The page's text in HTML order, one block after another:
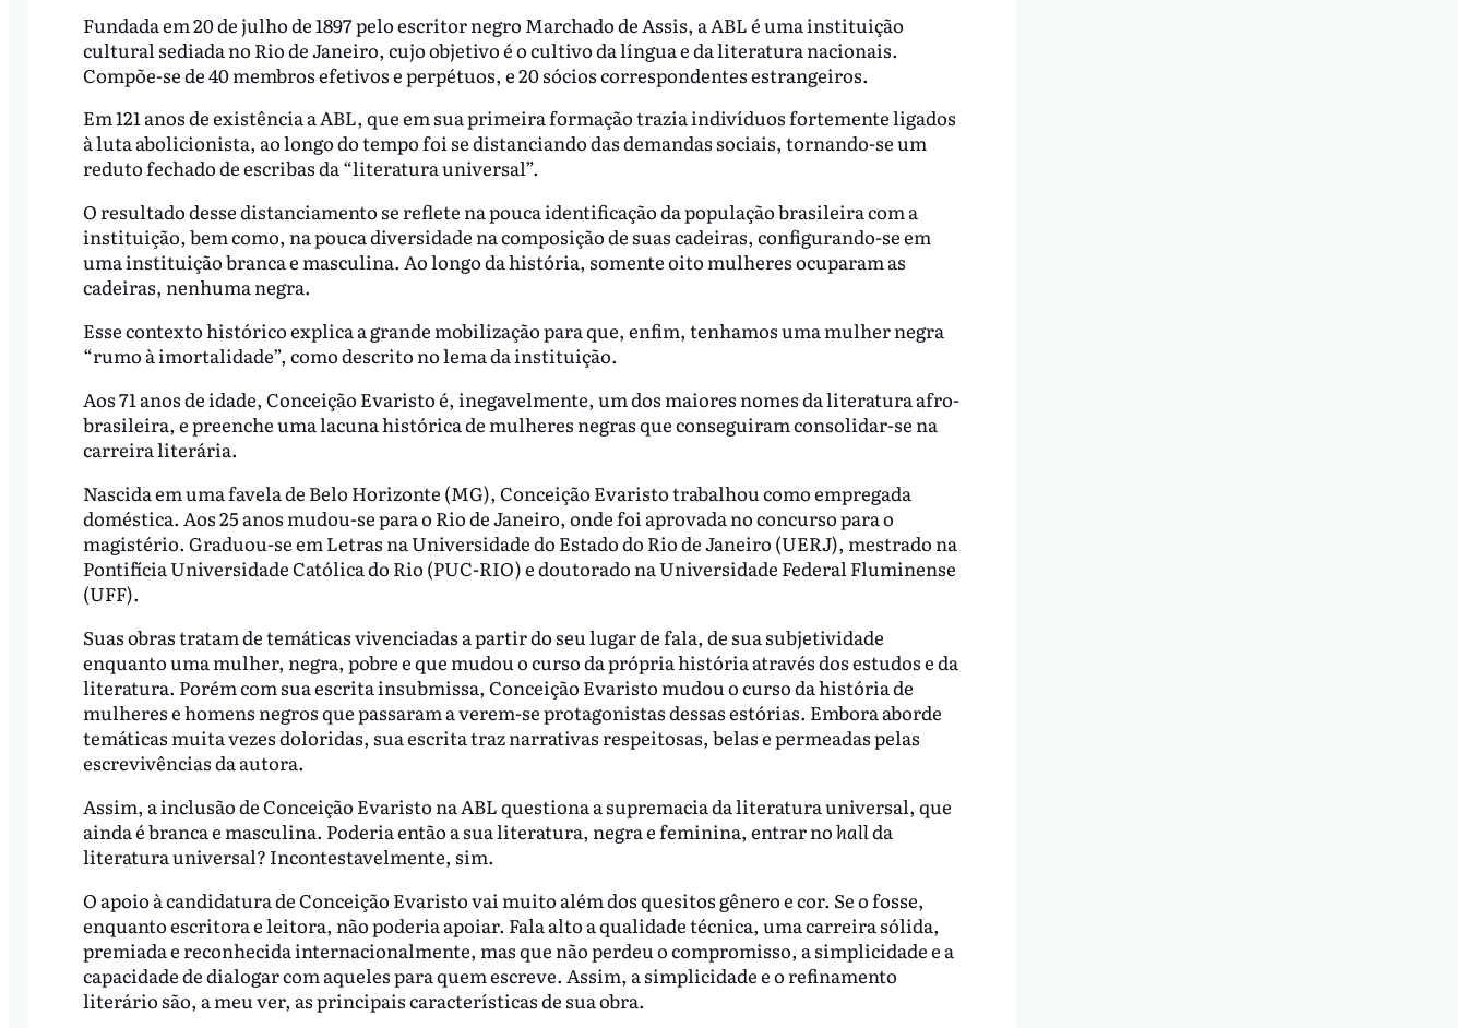
Fundada em 20 de julho de 1897 pelo escritor negro Marchado de Assis, a ABL é uma instituição
cultural sediada no Rio de Janeiro, cujo objetivo é o cultivo da língua e da literatura nacionais.
Compõe-se de 40 membros efetivos e perpétuos, e 20 sócios correspondentes estrangeiros.
Em 121 anos de existência a ABL, que em sua primeira formação trazia indivíduos fortemente ligados
à luta abolicionista, ao longo do tempo foi se distanciando das demandas sociais, tornando-se um
reduto fechado de escribas da “literatura universal”.
O resultado desse distanciamento se reflete na pouca identificação da população brasileira com a
instituição, bem como, na pouca diversidade na composição de suas cadeiras, configurando-se em
uma instituição branca e masculina. Ao longo da história, somente oito mulheres ocuparam as
cadeiras, nenhuma negra.
Esse contexto histórico explica a grande mobilização para que, enfim, tenhamos uma mulher negra
“rumo à imortalidade”, como descrito no lema da instituição.
Aos 71 anos de idade, Conceição Evaristo é, inegavelmente, um dos maiores nomes da literatura afro-
brasileira, e preenche uma lacuna histórica de mulheres negras que conseguiram consolidar-se na
carreira literária.
Nascida em uma favela de Belo Horizonte (MG), Conceição Evaristo trabalhou como empregada
doméstica. Aos 25 anos mudou-se para o Rio de Janeiro, onde foi aprovada no concurso para o
magistério. Graduou-se em Letras na Universidade do Estado do Rio de Janeiro (UERJ), mestrado na
Pontifícia Universidade Católica do Rio (PUC-RIO) e doutorado na Universidade Federal Fluminense
(UFF).
Suas obras tratam de temáticas vivenciadas a partir do seu lugar de fala, de sua subjetividade
enquanto uma mulher, negra, pobre e que mudou o curso da própria história através dos estudos e da
literatura. Porém com sua escrita insubmissa, Conceição Evaristo mudou o curso da história de
mulheres e homens negros que passaram a verem-se protagonistas dessas estórias. Embora aborde
temáticas muita vezes doloridas, sua escrita traz narrativas respeitosas, belas e permeadas pelas
escrevivências da autora.
Assim, a inclusão de Conceição Evaristo na ABL questiona a supremacia da literatura universal, que
ainda é branca e masculina. Poderia então a sua literatura, negra e feminina, entrar nohallda
literatura universal? Incontestavelmente, sim.
O apoio à candidatura de Conceição Evaristo vai muito além dos quesitos gênero e cor. Se o fosse,
enquanto escritora e leitora, não poderia apoiar. Fala alto a qualidade técnica, uma carreira sólida,
premiada e reconhecida internacionalmente, mas que não perdeu o compromisso, a simplicidade e a
capacidade de dialogar com aqueles para quem escreve. Assim, a simplicidade e o refinamento
literário são, a meu ver, as principais características de sua obra.